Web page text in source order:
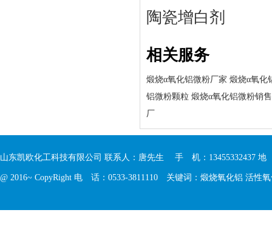
陶瓷增白剂
相关服务
煅烧α氧化铝微粉厂家 煅烧α氧化
铝微粉颗粒 煅烧α氧化铝微粉销售
厂
山东凯欧化工科技有限公司 联系人：唐先生 手 机：13455332437
@ 2016~ CopyRight 电 话：0533-3811110 关键词： 煅烧氧化铝 活性